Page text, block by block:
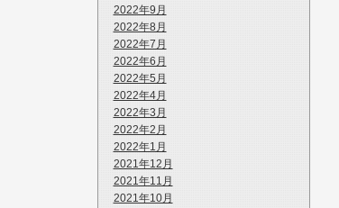
2022年9月
2022年8月
2022年7月
2022年6月
2022年5月
2022年4月
2022年3月
2022年2月
2022年1月
2021年12月
2021年11月
2021年10月